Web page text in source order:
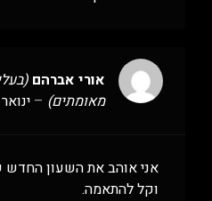
אורי אברהם
מאומתים) – ינואר 6, 2025
אני אוהב את השעון החדש
וקל להתאמה.